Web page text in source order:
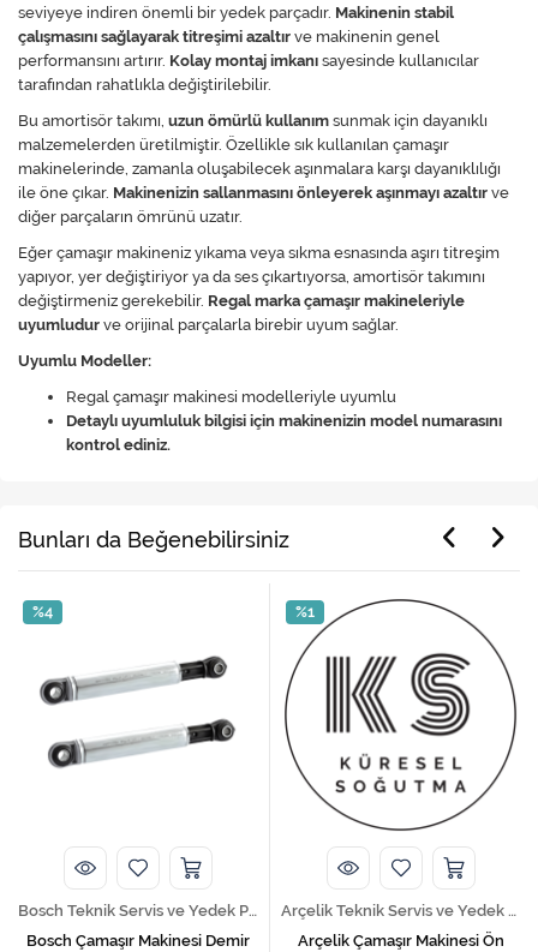
seviyeye indiren önemli bir yedek parçadır. Makinenin stabil
çalışmasını sağlayarak titreşimi azaltır ve makinenin genel
performansını artırır. Kolay montaj imkanı sayesinde kullanıcılar
tarafından rahatlıkla değiştirilebilir.
Bu amortisör takımı, uzun ömürlü kullanım sunmak için dayanıklı
malzemelerden üretilmiştir. Özellikle sık kullanılan çamaşır
makinelerinde, zamanla oluşabilecek aşınmalara karşı dayanıklılığı
ile öne çıkar. Makinenizin sallanmasını önleyerek aşınmayı azaltır ve
diğer parçaların ömrünü uzatır.
Eğer çamaşır makineniz yıkama veya sıkma esnasında aşırı titreşim
yapıyor, yer değiştiriyor ya da ses çıkartıyorsa, amortisör takımını
değiştirmeniz gerekebilir. Regal marka çamaşır makineleriyle
uyumludur ve orijinal parçalarla birebir uyum sağlar.
Uyumlu Modeller:
Regal çamaşır makinesi modelleriyle uyumlu
Detaylı uyumluluk bilgisi için makinenizin model numarasını
kontrol ediniz.
Bunları da Beğenebilirsiniz
%4
Bosch Teknik Servis ve Yedek Parça Hizmetleri
Bosch Çamaşır Makinesi Demir
%1
Arçelik Teknik Servis ve Yedek Parça Hizmetleri
Arçelik Çamaşır Makinesi Ön